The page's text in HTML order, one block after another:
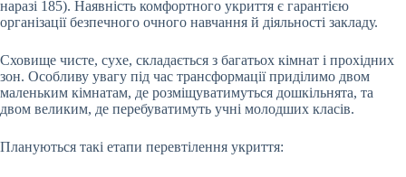
наразі 185). Наявність комфортного укриття є гарантією
організації безпечного очного навчання й діяльності закладу.
Сховище чисте, сухе, складається з багатьох кімнат і прохідних
зон. Особливу увагу під час трансформації приділимо двом
маленьким кімнатам, де розміщуватимуться дошкільнята, та
двом великим, де перебуватимуть учні молодших класів.
Плануються такі етапи перевтілення укриття: